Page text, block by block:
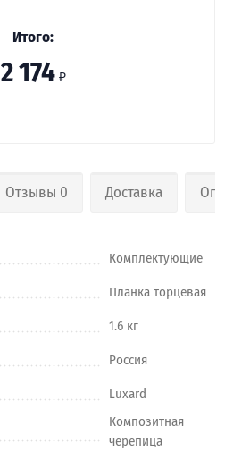
Итого:
2 174 ₽
Отзывы 0 Доставка
Комплектующие
Планка торцевая
1.6 кг
Россия
Luxard
Композитная
черепица